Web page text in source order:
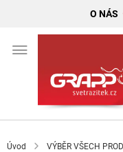
O NÁS
Úvod VÝBĚR VŠECH